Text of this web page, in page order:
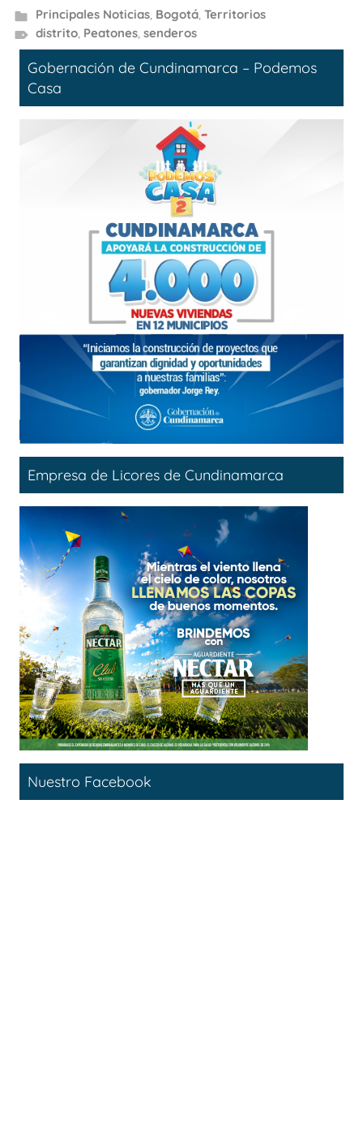
Principales Noticias, Bogotá, Territorios
distrito, Peatones, senderos
Gobernación de Cundinamarca – Podemos
Casa
Empresa de Licores de Cundinamarca
Nuestro Facebook